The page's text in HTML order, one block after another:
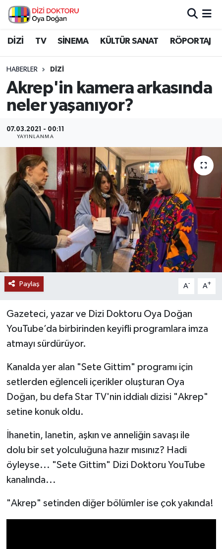
DİZİ TV SİNEMA KÜLTÜR SANAT RÖPORTAJ
HABERLER DİZİ
Akrep'in kamera arkasında
neler yaşanıyor?
07.03.2021 - 00:11
YAYINLANMA
Paylaş A- A+
Gazeteci, yazar ve Dizi Doktoru Oya Doğan
YouTube’da birbirinden keyifli programlara imza
atmayı sürdürüyor.
Kanalda yer alan "Sete Gittim" programı için
setlerden eğlenceli içerikler oluşturan Oya
Doğan, bu defa Star TV'nin iddialı dizisi "Akrep"
setine konuk oldu.
İhanetin, lanetin, aşkın ve anneliğin savaşı ile
dolu bir set yolculuğuna hazır mısınız? Hadi
öyleyse... "Sete Gittim" Dizi Doktoru YouTube
kanalında...
"Akrep" setinden diğer bölümler ise çok yakında!
İstanbul Nöbetçi Eczaneler
İstanbul Namaz Vakitleri
İstanbul Trafik Yoğunluk Haritası
Süper Lig Puan Durumu ve Fikstür
Tüm Manşetler
Son Dakika Haberleri
Haber Arşivi